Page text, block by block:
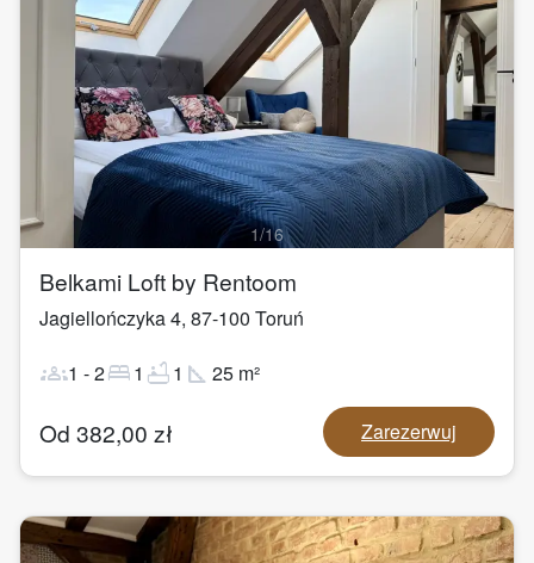
1/16
Belkami Loft by Rentoom
Jagiellończyka 4, 87-100 Toruń
groups1 -2bed1 bathtub1 square_foot 25 m²
Od 382,00 zł Zarezerwuj